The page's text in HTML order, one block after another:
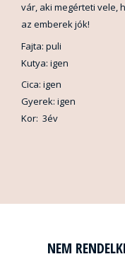
vár, aki megérteti vele,
az emberek jók!
Fajta: puli
Kutya: igen
Cica: igen
Gyerek: igen
Kor: 3év
NEM